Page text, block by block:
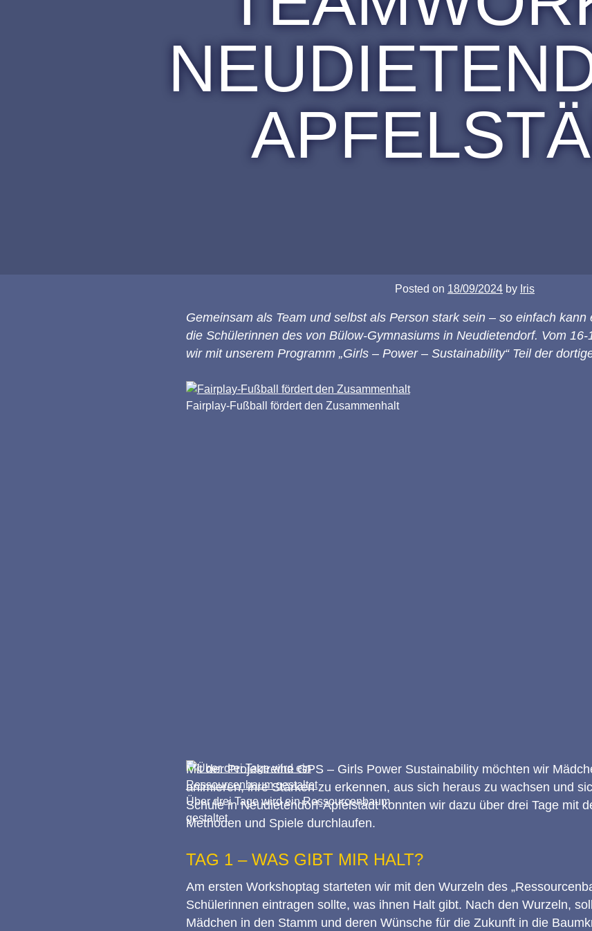
Posted on 18/09/2024 by Iris
Gemeinsam als Team und selbst als Person stark sein – so einfach
die Schülerinnen des von Bülow-Gymnasiums in Neudietendorf. Vom
wir mit unserem Programm „Girls – Power – Sustainability“ Teil der
Fairplay-Fußball fördert den Zusammenhalt
Über drei Tage wird ein Ressourcenbaum
gestaltet
Mit der Projektreihe GPS – Girls Power Sustainability möchten wir
animieren, ihre Stärken zu erkennen, aus sich heraus zu wachsen und
Schule in Neudietendorf-Apfelstädt konnten wir dazu über drei Tage mit
Methoden und Spiele durchlaufen.
TAG 1 – WAS GIBT MIR HALT?
Am ersten Workshoptag starteten wir mit den Wurzeln des
Schülerinnen eintragen sollte, was ihnen Halt gibt. Nach den Wurzeln,
Mädchen in den Stamm und deren Wünsche für die Zukunft in die